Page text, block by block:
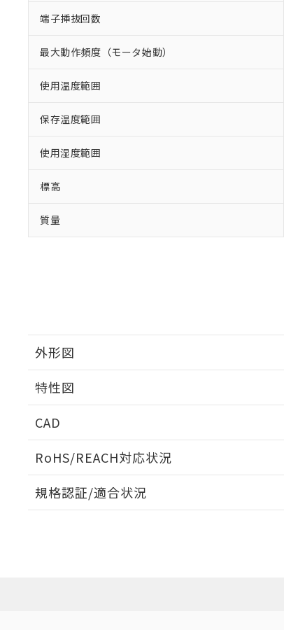
端子挿抜回数
最大動作頻度（モータ始動）
使用温度範囲
保存温度範囲
使用湿度範囲
標高
質量
外形図
特性図
CAD
RoHS/REACH対応状況
EU RoHS 注意事項・凡例
規格認証/適合状況